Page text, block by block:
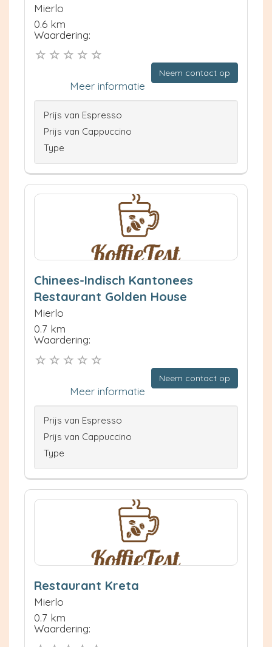
Mierlo
0.6 km
Waardering:
Neem contact op
Meer informatie
Prijs van Espresso
Prijs van Cappuccino
Type
Chinees-Indisch Kantonees
Restaurant Golden House
Mierlo
0.7 km
Waardering:
Neem contact op
Meer informatie
Prijs van Espresso
Prijs van Cappuccino
Type
Restaurant Kreta
Mierlo
0.7 km
Waardering: